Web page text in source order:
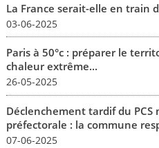
La France serait-elle en train
03-06-2025
Paris à 50°c : préparer le
chaleur extrême...
26-05-2025
Déclenchement tardif du PCS
préfectorale : la commune
07-06-2025